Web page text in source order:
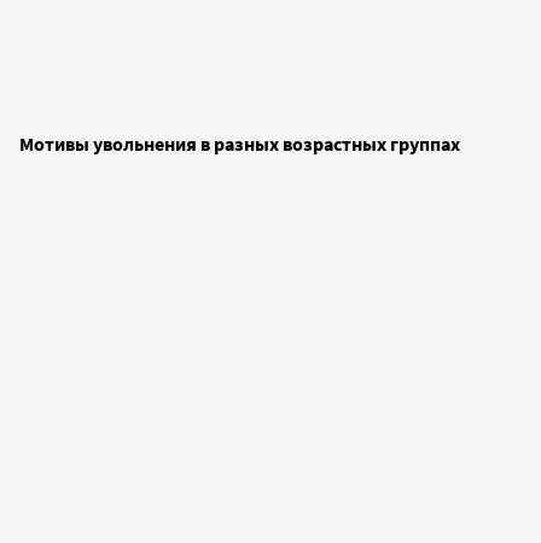
Мотивы увольнения в разных возрастных группах